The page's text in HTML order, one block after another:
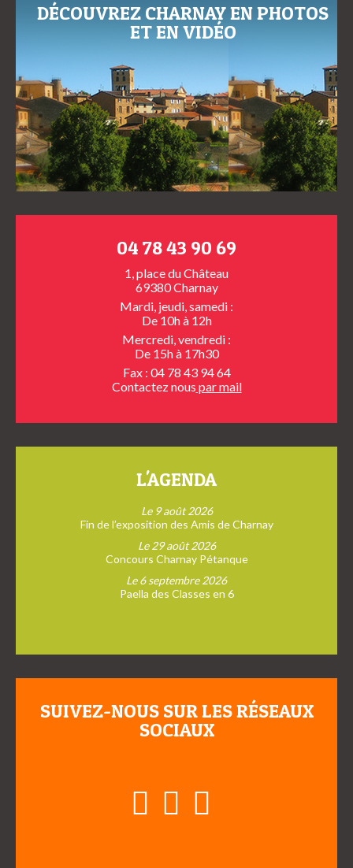
DÉCOUVREZ CHARNAY EN PHOTOS
ET EN VIDÉO
04 78 43 90 69
1, place du Château
69380 Charnay
Mardi, jeudi, samedi :
De 10h à 12h
Mercredi, vendredi :
De 15h à 17h30
Fax : 04 78 43 94 64
Contactez nous par mail
L'AGENDA
Le 9 août 2026
Fin de l’exposition des Amis de Charnay
Le 29 août 2026
Concours Charnay Pétanque
Le 6 septembre 2026
Paella des Classes en 6
SUIVEZ-NOUS SUR LES RÉSEAUX
SOCIAUX